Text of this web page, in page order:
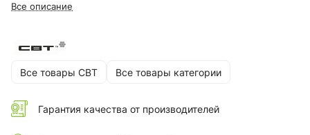
Все описание
Все товары СВТ Все товары категории
Гарантия качества от производителей